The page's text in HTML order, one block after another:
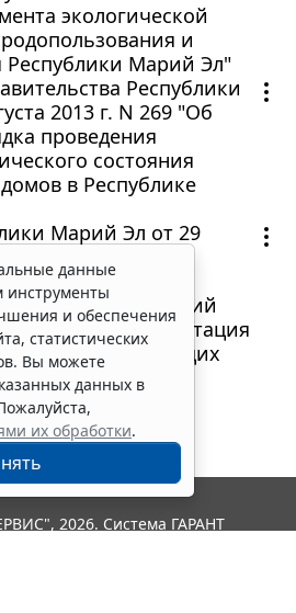
экологической
и
Марий Эл"
Республики
2013 г. N 269 "Об
проведения
состояния
в Республике
Марий Эл от 29
"Об утверждении
государственной
Республики Марий
ротация
служащих
Эл"
данные
инструменты
и обеспечения
статистических
Вы можете
данных в
их обработки.
2026. Система ГАРАНТ